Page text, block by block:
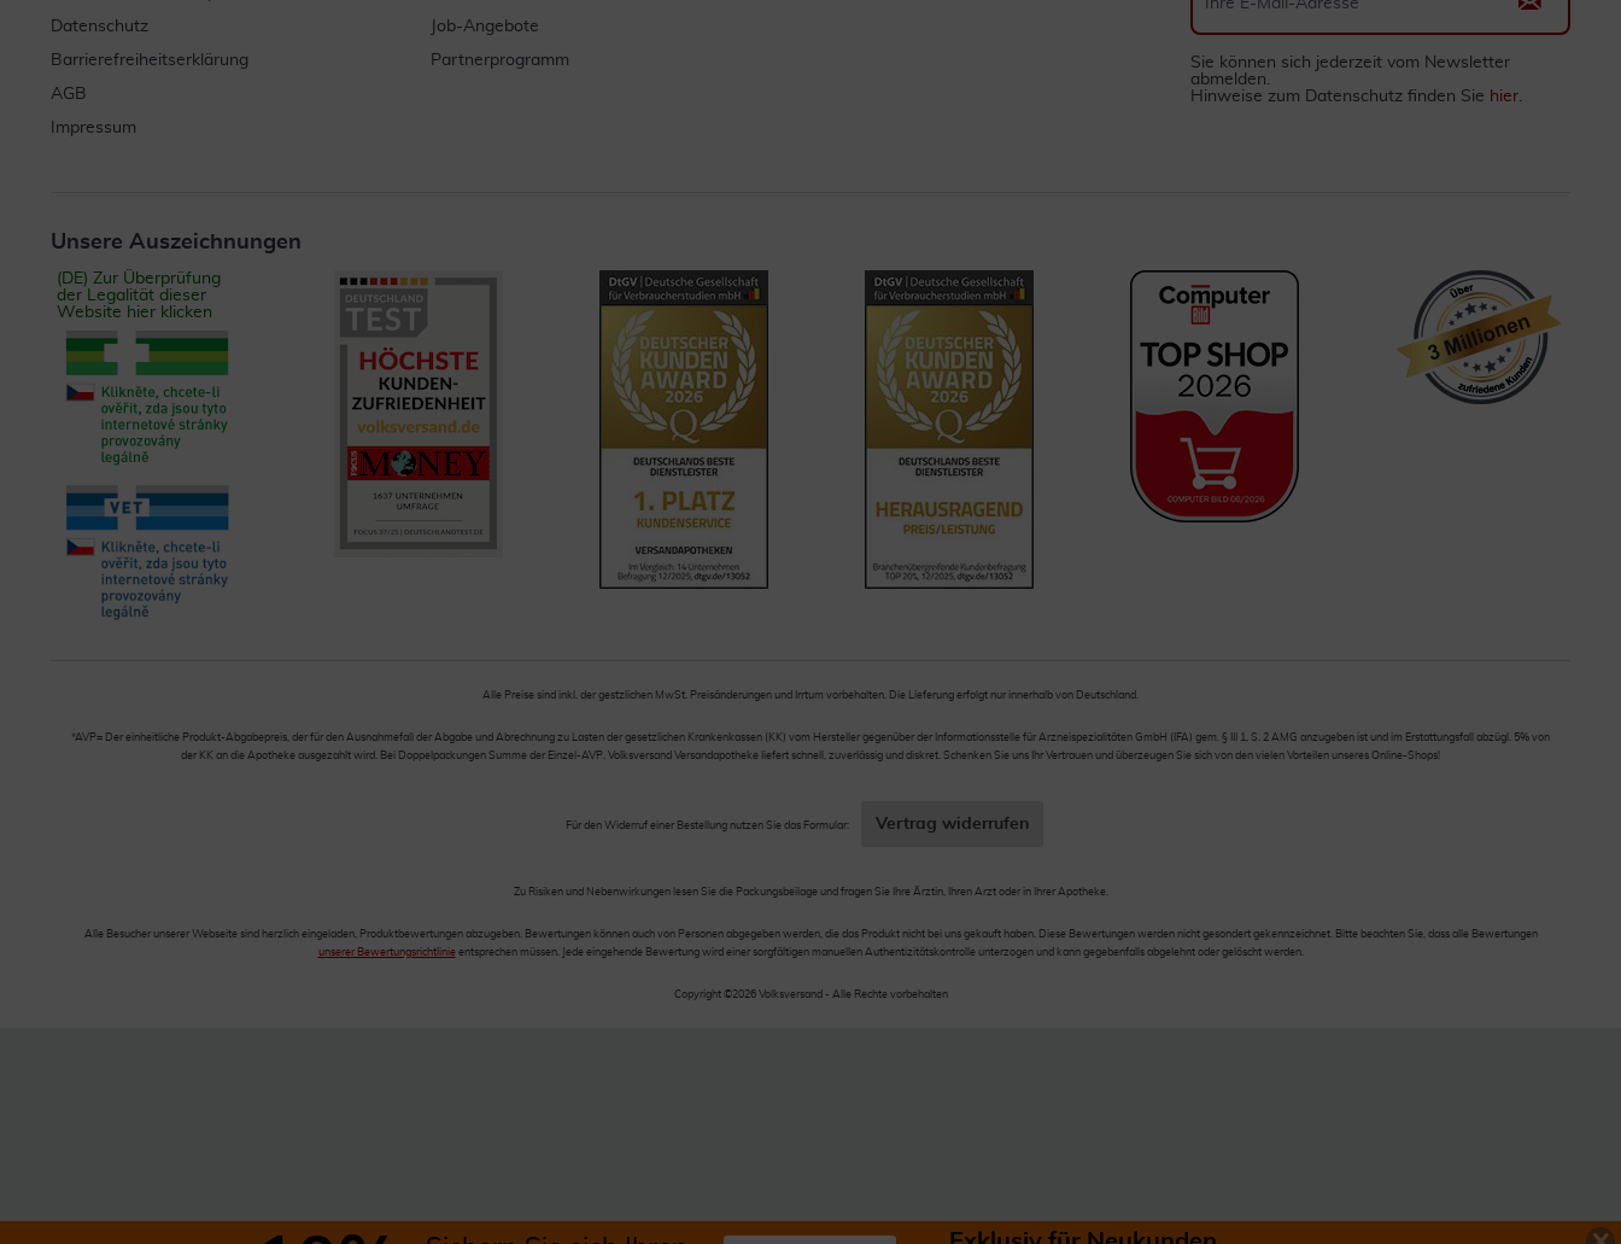
Datenschutz
Barrierefreiheitserklärung
AGB
Impressum
Job-Angebote
Partnerprogramm
Sie können sich jederzeit vom Newsletter
abmelden.
Hinweise zum Datenschutz finden Sie hier.
Unsere Auszeichnungen
(DE) Zur Überprüfung
der Legalität dieser
Website hier klicken
Alle Preise sind inkl. der gestzlichen MwSt. Preisänderungen und Irrtum vorbehalten. Die Lieferung erfolgt nur innerhalb von Deutschland.
*AVP= Der einheitliche Produkt-Abgabepreis, der für den Ausnahmefall der Abgabe und Abrechnung zu Lasten der gesetzlichen Krankenkassen (KK) vom Hersteller gegenüber der Informationsstelle für Arzneispezialitäten GmbH (IFA) gem. § III 1, S. 2 AMG anzugeben ist und im Erstattungsfall abzügl. 5% von
der KK an die Apotheke ausgezahlt wird. Bei Doppelpackungen Summe der Einzel-AVP. Volksversand Versandapotheke liefert schnell, zuverlässig und diskret. Schenken Sie uns Ihr Vertrauen und überzeugen Sie sich von den vielen Vorteilen unseres Online-Shops!
Für den Widerruf einer Bestellung nutzen Sie das Formular: Vertrag widerrufen
Zu Risiken und Nebenwirkungen lesen Sie die Packungsbeilage und fragen Sie Ihre Ärztin, Ihren Arzt oder in Ihrer Apotheke.
Alle Besucher unserer Webseite sind herzlich eingeladen, Produktbewertungen abzugeben. Bewertungen können auch von Personen abgegeben werden, die das Produkt nicht bei uns gekauft haben. Diese Bewertungen werden nicht gesondert gekennzeichnet. Bitte beachten Sie, dass alle Bewertungen
unserer Bewertungsrichtlinieentsprechen müssen. Jede eingehende Bewertung wird einer sorgfältigen manuellen Authentizitätskontrolle unterzogen und kann gegebenfalls abgelehnt oder gelöscht werden.
Copyright ©2026 Volksversand - Alle Rechte vorbehalten